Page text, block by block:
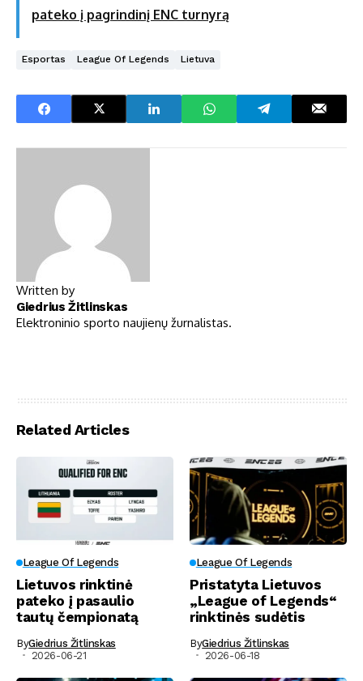
pateko į pagrindinį ENC turnyrą
Esportas League Of Legends Lietuva
Written by
Giedrius Žitlinskas
Elektroninio sporto naujienų žurnalistas.
Related Articles
League Of Legends
Lietuvos rinktinė
pateko į pasaulio
tautų čempionatą
ByGiedrius Žitlinskas
2026-06-21
League Of Legends
Pristatyta Lietuvos
„League of Legends“
rinktinės sudėtis
ByGiedrius Žitlinskas
2026-06-18